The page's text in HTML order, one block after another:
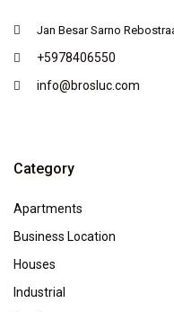
Jan Besar Sarno
+5978406550
info@brosluc.com
Category
Apartments
Business Location
Houses
Industrial